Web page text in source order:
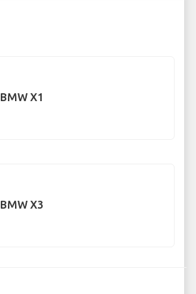
BMW X1
BMW X3